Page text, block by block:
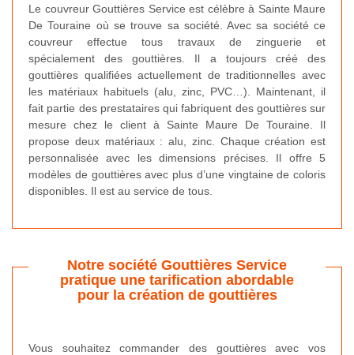
Le couvreur Gouttières Service est célèbre à Sainte Maure
De Touraine où se trouve sa société. Avec sa société ce
couvreur effectue tous travaux de zinguerie et
spécialement des gouttières. Il a toujours créé des
gouttières qualifiées actuellement de traditionnelles avec
les matériaux habituels (alu, zinc, PVC…). Maintenant, il
fait partie des prestataires qui fabriquent des gouttières sur
mesure chez le client à Sainte Maure De Touraine. Il
propose deux matériaux : alu, zinc. Chaque création est
personnalisée avec les dimensions précises. Il offre 5
modèles de gouttières avec plus d’une vingtaine de coloris
disponibles. Il est au service de tous.
Notre société Gouttières Service
pratique une tarification abordable
pour la création de gouttières
Vous souhaitez commander des gouttières avec vos